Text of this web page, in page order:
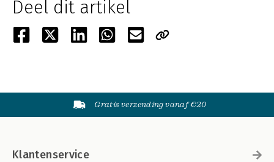
Deel dit artikel
Gratis verzending vanaf €20
Klantenservice